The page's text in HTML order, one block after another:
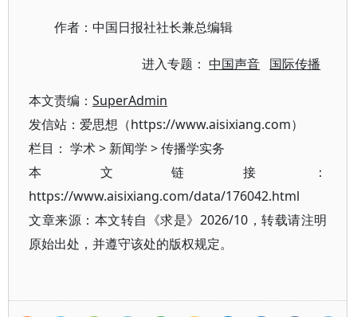
作者：中国日报社社长兼总编辑
进入专题：中国声音 国际传播
本文责编： SuperAdmin
发信站：爱思想（https://www.aisixiang.com）
栏目： 学术> 新闻学 >传播学实务
本文链接：
https://www.aisixiang.com/data/176042.html
文章来源：本文转自《求是》2026/10，转载请注明
原始出处，并遵守该处的版权规定。